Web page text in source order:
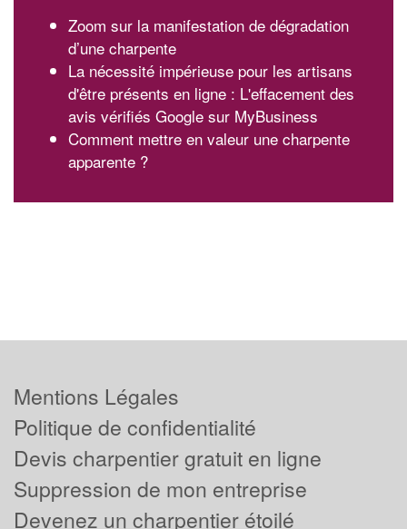
Zoom sur la manifestation de dégradation
d’une charpente
La nécessité impérieuse pour les artisans
d'être présents en ligne : L'effacement des
avis vérifiés Google sur MyBusiness
Comment mettre en valeur une charpente
apparente ?
Mentions Légales
Politique de confidentialité
Devis charpentier gratuit en ligne
Suppression de mon entreprise
Devenez un charpentier étoilé